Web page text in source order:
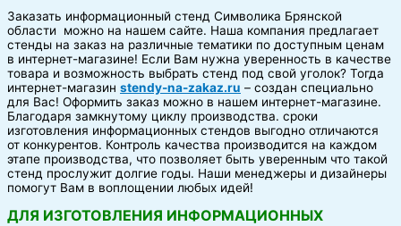
Заказать информационный стенд Символика Брянской
области можно на нашем сайте. Наша компания предлагает
стенды на заказ на различные тематики по доступным ценам
в интернет-магазине! Если Вам нужна уверенность в качестве
товара и возможность выбрать стенд под свой уголок? Тогда
интернет-магазин stendy-na-zakaz.ru – создан специально
для Вас! Оформить заказ можно в нашем интернет-магазине.
Благодаря замкнутому циклу производства. сроки
изготовления информационных стендов выгодно отличаются
от конкурентов. Контроль качества производится на каждом
этапе производства, что позволяет быть уверенным что такой
стенд прослужит долгие годы. Наши менеджеры и дизайнеры
помогут Вам в воплощении любых идей!
ДЛЯ ИЗГОТОВЛЕНИЯ ИНФОРМАЦИОННЫХ